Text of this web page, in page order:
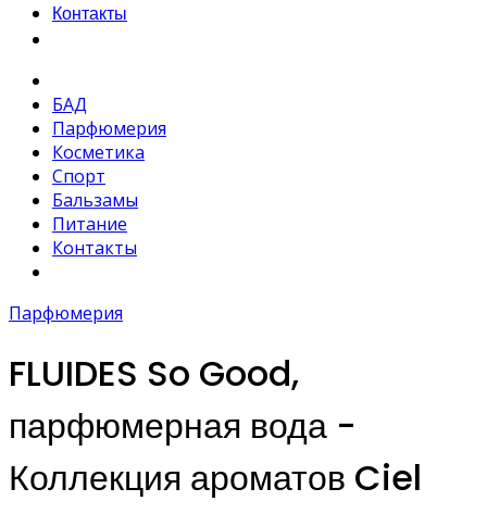
Контакты
БАД
Парфюмерия
Косметика
Спорт
Бальзамы
Питание
Контакты
Парфюмерия
FLUIDES So Good,
парфюмерная вода -
Коллекция ароматов Ciel